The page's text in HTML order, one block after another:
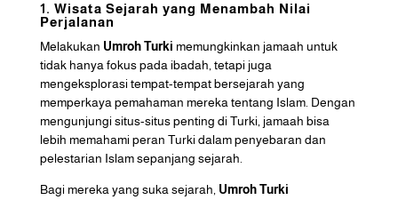
1. Wisata Sejarah yang Menambah Nilai
Perjalanan
Melakukan Umroh Turki memungkinkan jamaah untuk
tidak hanya fokus pada ibadah, tetapi juga
mengeksplorasi tempat-tempat bersejarah yang
memperkaya pemahaman mereka tentang Islam. Dengan
mengunjungi situs-situs penting di Turki, jamaah bisa
lebih memahami peran Turki dalam penyebaran dan
pelestarian Islam sepanjang sejarah.
Bagi mereka yang suka sejarah, Umroh Turki